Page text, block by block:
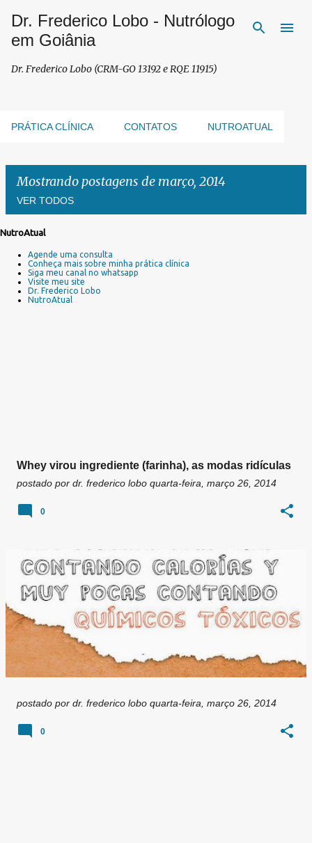
Pular para o conteúdo principal
Dr. Frederico Lobo - Nutrólogo
em Goiânia
Dr. Frederico Lobo (CRM-GO 13192 e RQE 11915)
PRÁTICA CLÍNICA CONTATOS NUTROATUAL
Mostrando postagens de março, 2014
VER TODOS
NutroAtual
Agende uma consulta
Conheça mais sobre minha prática clínica
Siga meu canal no whatsapp
Visite meu site
Dr. Frederico Lobo
NutroAtual
Whey virou ingrediente (farinha), as modas ridículas
postado por dr. frederico lobo quarta-feira, março 26, 2014
0
postado por dr. frederico lobo quarta-feira, março 26, 2014
0